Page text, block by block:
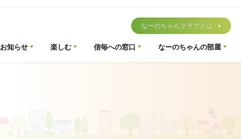
なーのちゃんクラブとは
お知らせ 楽しむ 信毎への窓口 なーのちゃんの部屋